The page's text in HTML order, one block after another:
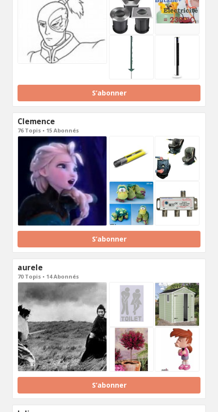
S’abonner
Clemence
76 Topis • 15 Abonnés
S’abonner
aurele
70 Topis • 14 Abonnés
S’abonner